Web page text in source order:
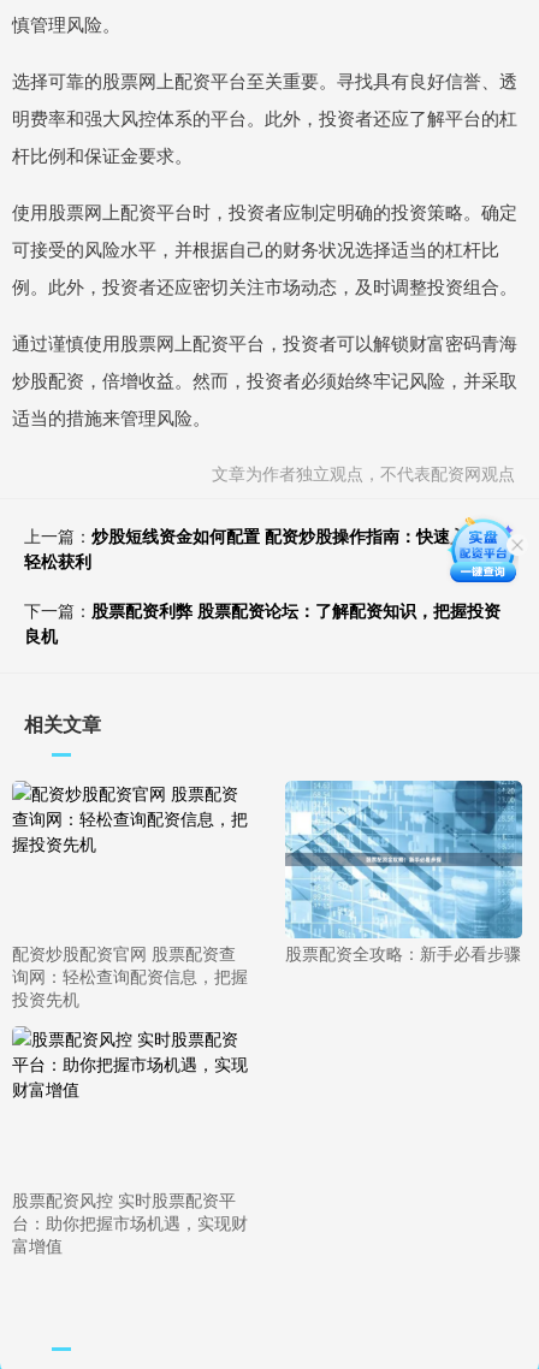
慎管理风险。
选择可靠的股票网上配资平台至关重要。寻找具有良好信誉、透
明费率和强大风控体系的平台。此外，投资者还应了解平台的杠
杆比例和保证金要求。
使用股票网上配资平台时，投资者应制定明确的投资策略。确定
可接受的风险水平，并根据自己的财务状况选择适当的杠杆比
例。此外，投资者还应密切关注市场动态，及时调整投资组合。
通过谨慎使用股票网上配资平台，投资者可以解锁财富密码青海
炒股配资，倍增收益。然而，投资者必须始终牢记风险，并采取
适当的措施来管理风险。
文章为作者独立观点，不代表配资网观点
上一篇： 炒股短线资金如何配置 配资炒股操作指南：快速入门，
轻松获利
下一篇： 股票配资利弊 股票配资论坛：了解配资知识，把握投资
良机
相关文章
配资炒股配资官网 股票配资查
询网：轻松查询配资信息，把握
投资先机
股票配资全攻略：新手必看步骤
股票配资风控 实时股票配资平
台：助你把握市场机遇，实现财
富增值